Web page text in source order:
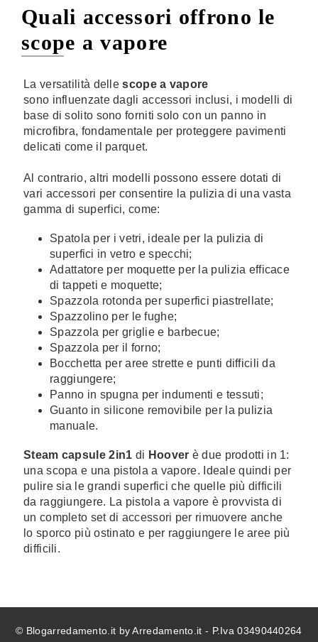
Quali accessori offrono le
scope a vapore
La versatilità dellescope a vapore
sono influenzate dagli accessori inclusi, i modelli di
base di solito sono forniti solo con un panno in
microfibra, fondamentale per proteggere pavimenti
delicati come il parquet.
Al contrario, altri modelli possono essere dotati di
vari accessori per consentire la pulizia di una vasta
gamma di superfici, come:
Spatola per i vetri, ideale per la pulizia di
superfici in vetro e specchi;
Adattatore per moquette per la pulizia efficace
di tappeti e moquette;
Spazzola rotonda per superfici piastrellate;
Spazzolino per le fughe;
Spazzola per griglie e barbecue;
Spazzola per il forno;
Bocchetta per aree strette e punti difficili da
raggiungere;
Panno in spugna per indumenti e tessuti;
Guanto in silicone removibile per la pulizia
manuale.
Steam capsule 2in1 di Hoover è due prodotti in 1:
una scopa e una pistola a vapore. Ideale quindi per
pulire sia le grandi superfici che quelle più difficili
da raggiungere. La pistola a vapore è provvista di
un completo set di accessori per rimuovere anche
lo sporco più ostinato e per raggiungere le aree più
difficili.
© Blogarredamento.it by Arredamento.it - P.Iva 03490440264